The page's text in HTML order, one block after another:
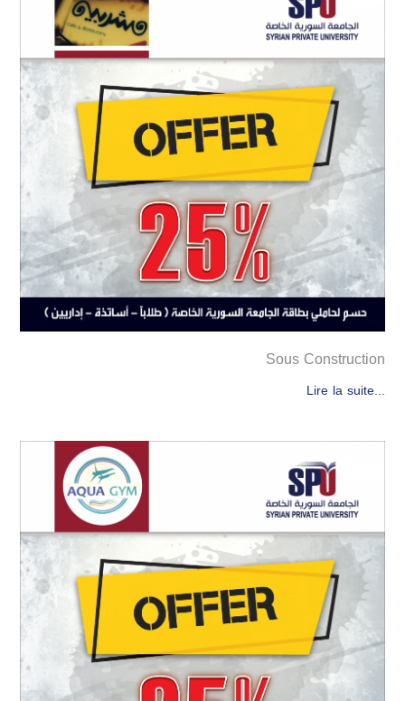
Sous Construction
Lire la suite...